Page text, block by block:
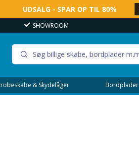
UDSALG - SPAR OP TIL 80%
SHOWROOM
& Skydelåger Bordplader